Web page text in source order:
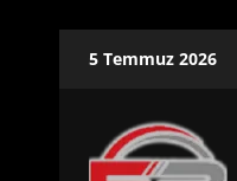
5 Temmuz 2026